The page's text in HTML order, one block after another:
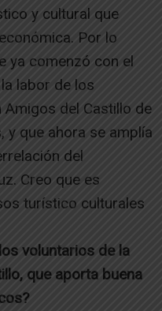
y cultural que
Por lo
ya comenzó con el
labor de los
del Castillo de
y que ahora se amplía
del
Creo que es
turístico culturales
voluntarios de la
que aporta buena